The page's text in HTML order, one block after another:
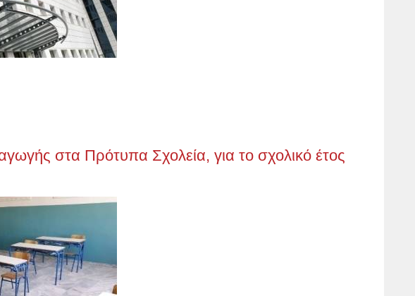
στα Πρότυπα Σχολεία, για το σχολικό έτος